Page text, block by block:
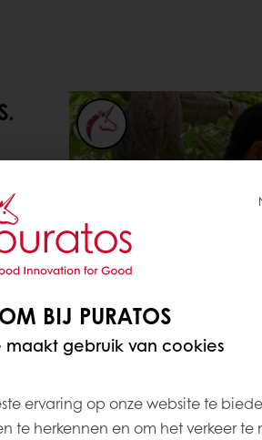
BIJ PURATOS
maakt gebruik van cookies
ervaring op onze website te
te herkennen en om het verkeer te